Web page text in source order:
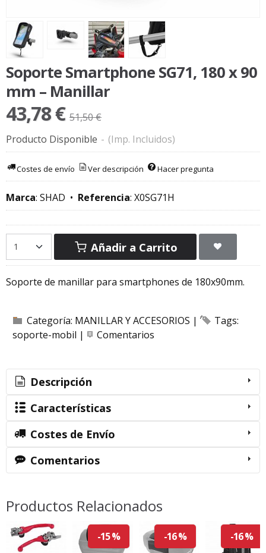
Soporte Smartphone SG71, 180 x 90
mm – Manillar
43,78 € 51,50 €
Producto Disponible - (Imp. Incluidos)
Costes de envío Ver descripción Hacer pregunta
Marca: SHAD • Referencia: X0SG71H
Añadir a Carrito
Soporte de manillar para smartphones de 180x90mm.
Categoría: MANILLAR Y ACCESORIOS |
Tags:
soporte-mobil | Comentarios
Descripción
Características
Costes de Envío
Comentarios
Productos Relacionados
-15 % -16 % -16 %